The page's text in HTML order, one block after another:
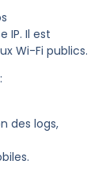
IP. Il est
Wi-Fi publics.
des logs,